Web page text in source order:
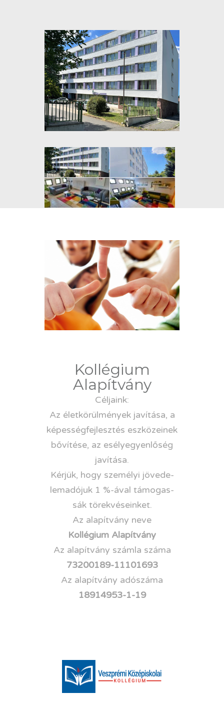
Kollégium
Alapítvány
Céljaink:
Az életkörülmények javítása, a
képességfejlesztés eszközeinek
bővítése, az esélyegyenlőség
javítása.
Kérjük, hogy személyi jövede-
lemadójuk 1 %-ával támogas-
sák törekvéseinket.
Az alapítvány neve
Kollégium Alapítvány
Az alapítvány számla száma
73200189-11101693
Az alapítvány adószáma
18914953-1-19